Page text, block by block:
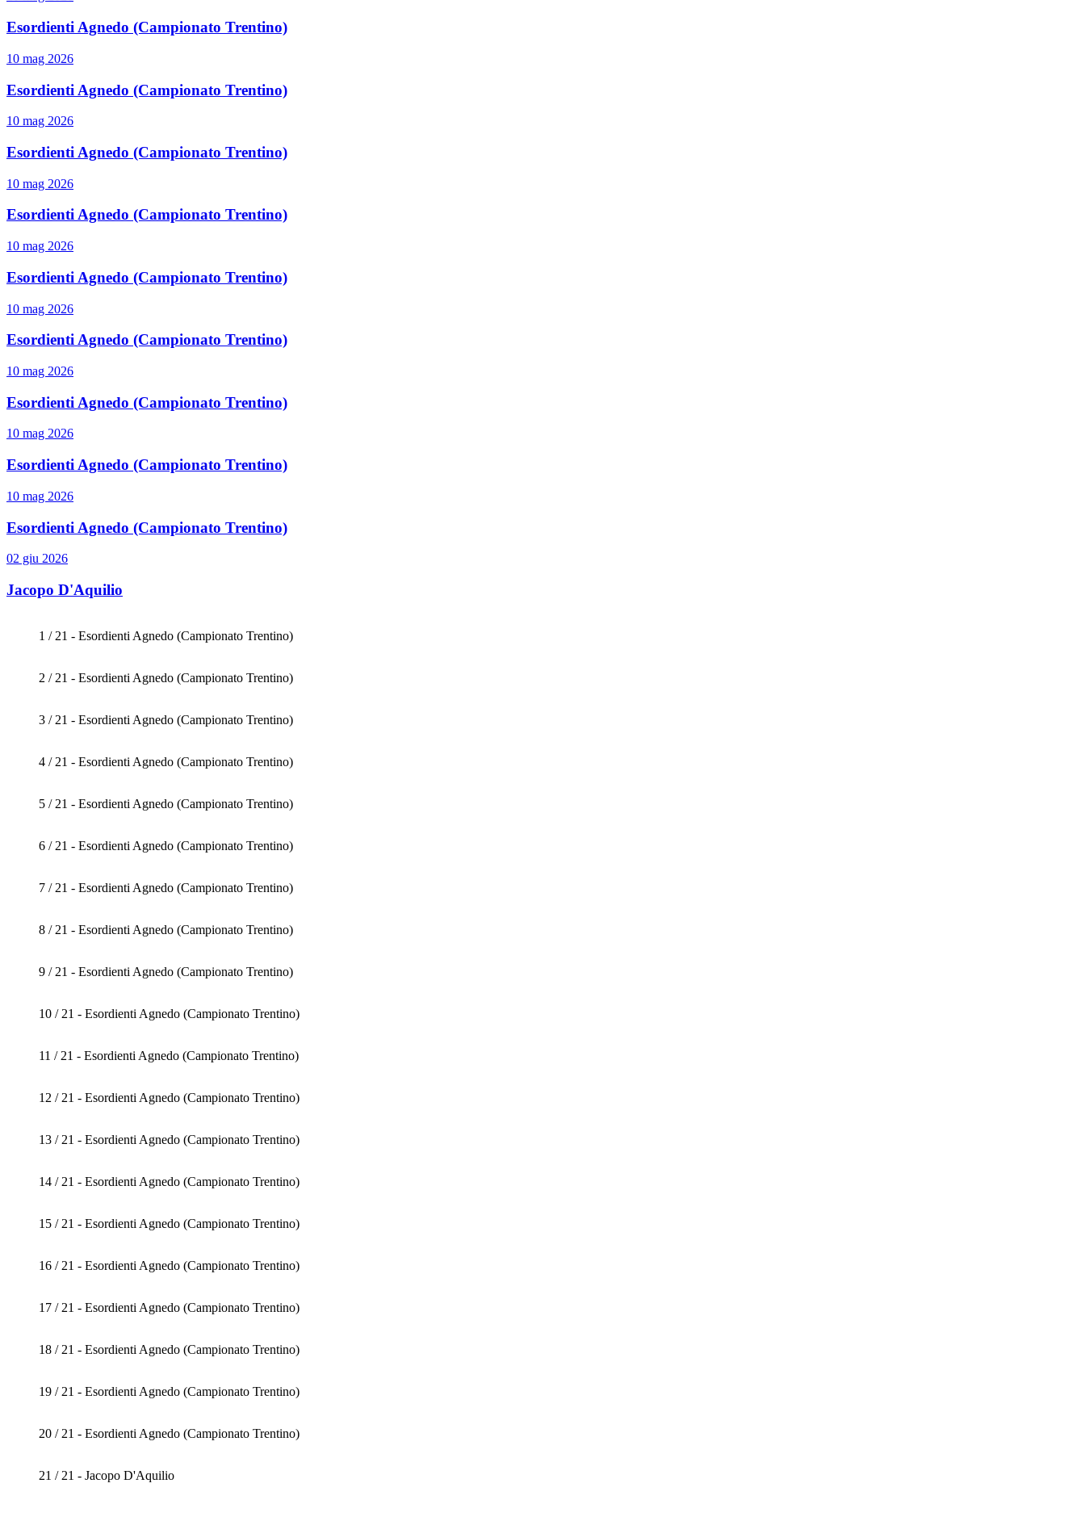
Esordienti Agnedo (Campionato Trentino)
10 mag 2026
Esordienti Agnedo (Campionato Trentino)
10 mag 2026
Esordienti Agnedo (Campionato Trentino)
10 mag 2026
Esordienti Agnedo (Campionato Trentino)
10 mag 2026
Esordienti Agnedo (Campionato Trentino)
10 mag 2026
Esordienti Agnedo (Campionato Trentino)
10 mag 2026
Esordienti Agnedo (Campionato Trentino)
10 mag 2026
Esordienti Agnedo (Campionato Trentino)
10 mag 2026
Esordienti Agnedo (Campionato Trentino)
02 giu 2026
Jacopo D'Aquilio
1 / 21 - Esordienti Agnedo (Campionato Trentino)
2 / 21 - Esordienti Agnedo (Campionato Trentino)
3 / 21 - Esordienti Agnedo (Campionato Trentino)
4 / 21 - Esordienti Agnedo (Campionato Trentino)
5 / 21 - Esordienti Agnedo (Campionato Trentino)
6 / 21 - Esordienti Agnedo (Campionato Trentino)
7 / 21 - Esordienti Agnedo (Campionato Trentino)
8 / 21 - Esordienti Agnedo (Campionato Trentino)
9 / 21 - Esordienti Agnedo (Campionato Trentino)
10 / 21 - Esordienti Agnedo (Campionato Trentino)
11 / 21 - Esordienti Agnedo (Campionato Trentino)
12 / 21 - Esordienti Agnedo (Campionato Trentino)
13 / 21 - Esordienti Agnedo (Campionato Trentino)
14 / 21 - Esordienti Agnedo (Campionato Trentino)
15 / 21 - Esordienti Agnedo (Campionato Trentino)
16 / 21 - Esordienti Agnedo (Campionato Trentino)
17 / 21 - Esordienti Agnedo (Campionato Trentino)
18 / 21 - Esordienti Agnedo (Campionato Trentino)
19 / 21 - Esordienti Agnedo (Campionato Trentino)
20 / 21 - Esordienti Agnedo (Campionato Trentino)
21 / 21 - Jacopo D'Aquilio